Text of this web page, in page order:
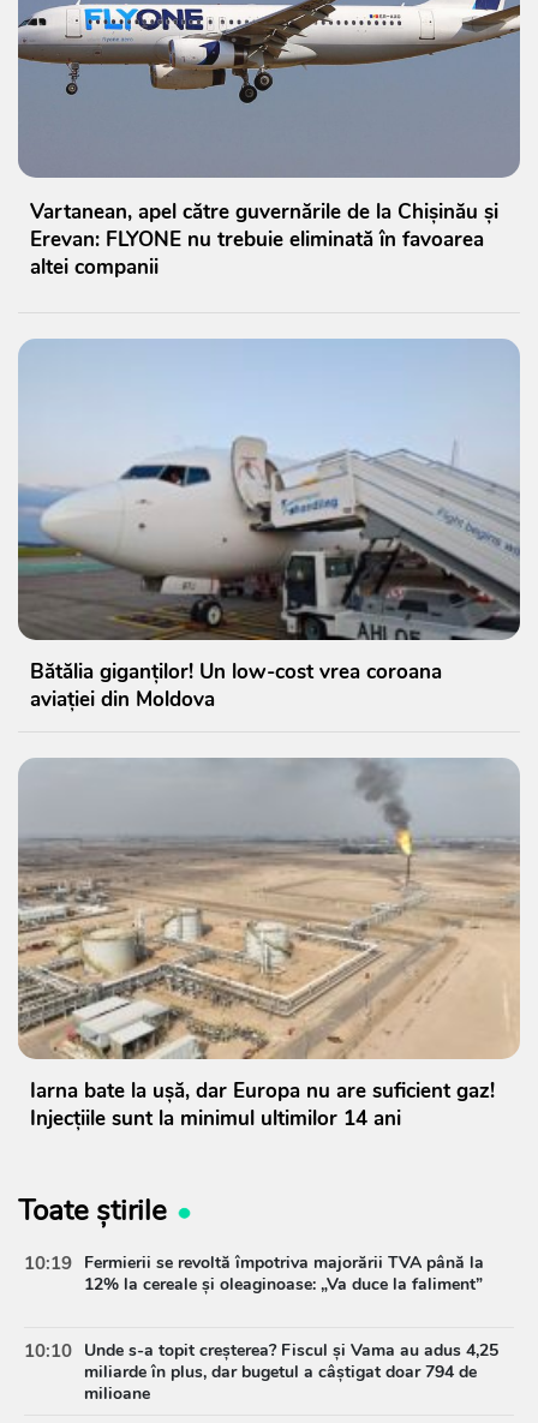
Vartanean, apel către guvernările de la Chișinău și
Erevan: FLYONE nu trebuie eliminată în favoarea
altei companii
Bătălia giganților! Un low-cost vrea coroana
aviației din Moldova
Iarna bate la ușă, dar Europa nu are suficient gaz!
Injecțiile sunt la minimul ultimilor 14 ani
Toate știrile
10:19 Fermierii se revoltă împotriva majorării TVA până la
12% la cereale și oleaginoase: „Va duce la faliment”
10:10 Unde s-a topit creșterea? Fiscul și Vama au adus 4,25
miliarde în plus, dar bugetul a câștigat doar 794 de
milioane